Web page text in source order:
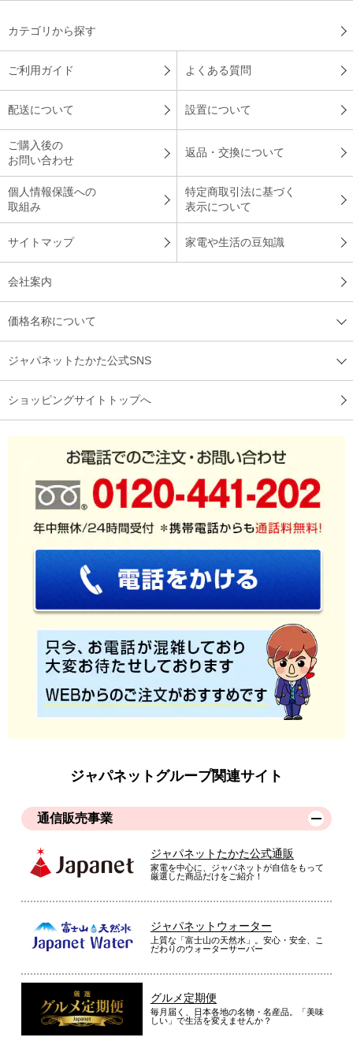
カテゴリから探す
ご利用ガイド よくある質問
配送について 設置について
ご購入後の
お問い合わせ
返品・交換について
個人情報保護への
取組み
特定商取引法に基づく
表示について
サイトマップ 家電や生活の豆知識
会社案内
価格名称について
ジャパネットたかた公式SNS
ショッピングサイトトップへ
ジャパネットグループ関連サイト
通信販売事業
ジャパネットたかた公式通販
家電を中心に、ジャパネットが自信をもって
厳選した商品だけをご紹介！
ジャパネットウォーター
上質な「富士山の天然水」。安心・安全、こ
だわりのウォーターサーバー
グルメ定期便
毎月届く、日本各地の名物・名産品。「美味
しい」で生活を変えませんか？